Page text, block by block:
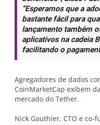
“Esperamos que a
bastante fácil para
lançamento também
aplicativos na cadeia
facilitando o
Agregadores de dados
CoinMarketCap exibem
mercado do Tether.
Nick Gauthier, CTO e